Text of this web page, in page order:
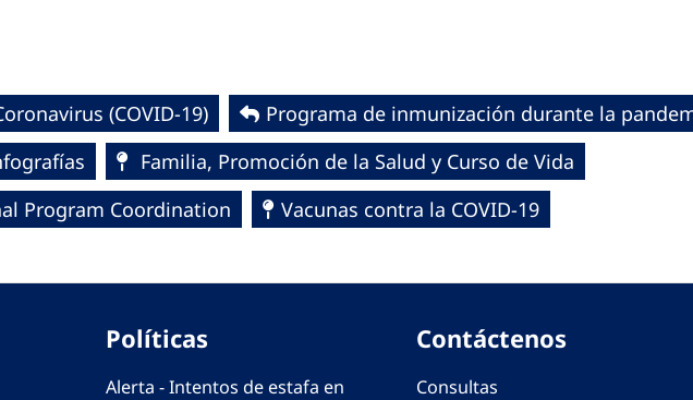
‎‎(COVID-19)‎
Programa de inmunización durante la
Familia, Promoción de la Salud y Curso de Vida
Program Coordination
Vacunas contra la COVID-19
Políticas
Alerta - Intentos de estafa en
Contáctenos
Consultas